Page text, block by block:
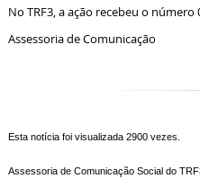
No TRF3, a ação recebeu o número
Assessoria de Comunicação
Esta notícia foi visualizada 2900 vezes.
Assessoria de Comunicação Social do